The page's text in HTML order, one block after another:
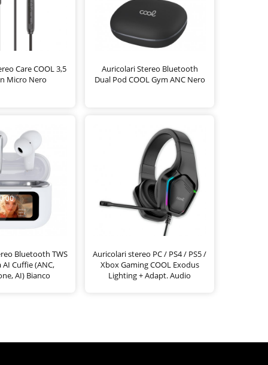
Care COOL 3,5
Micro Nero
Auricolari Stereo Bluetooth
Dual Pod COOL Gym ANC Nero
Bluetooth TWS
AI Cuffie (ANC,
AI) Bianco
Auricolari stereo PC / PS4 / PS5 /
Xbox Gaming COOL Exodus
Lighting + Adapt. Audio